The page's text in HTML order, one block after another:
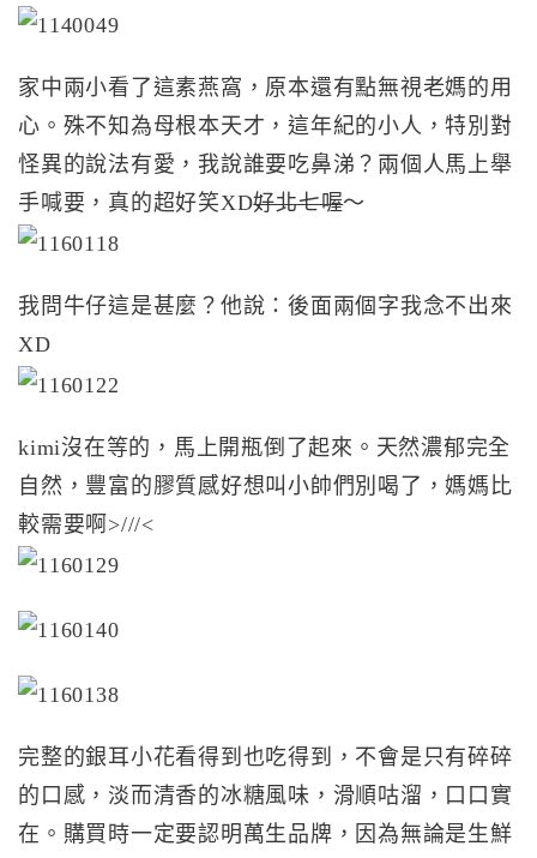
家中兩小看了這素燕窩，原本還有點無視老媽的用
心。殊不知為母根本天才，這年紀的小人，特別對
怪異的說法有愛，我說誰要吃鼻涕？兩個人馬上舉
手喊要，真的超好笑XD好北七喔～
我問牛仔這是甚麼？他說：後面兩個字我念不出來
XD
kimi沒在等的，馬上開瓶倒了起來。天然濃郁完全
自然，豐富的膠質感好想叫小帥們別喝了，媽媽比
較需要啊>///<
完整的銀耳小花看得到也吃得到，不會是只有碎碎
的口感，淡而清香的冰糖風味，滑順咕溜，口口實
在。購買時一定要認明萬生品牌，因為無論是生鮮